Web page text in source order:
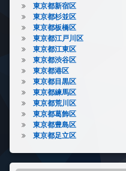
東京都新宿区
東京都杉並区
東京都板橋区
東京都江戸川区
東京都江東区
東京都渋谷区
東京都港区
東京都目黒区
東京都練馬区
東京都荒川区
東京都葛飾区
東京都豊島区
東京都足立区